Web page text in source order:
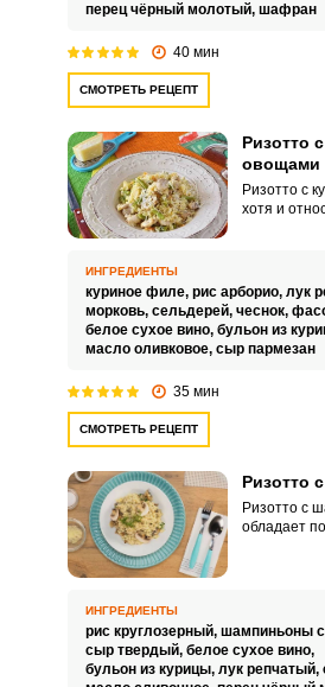
перец чёрный молотый, шафран
40 мин
СМОТРЕТЬ РЕЦЕПТ
Ризотто
овощами
Ризотто с
хотя и
добавление
нужном
правильный
виалоне
иначе
ИНГРЕДИЕНТЫ
куриное филе, рис арборио, лук
морковь, сельдерей, чеснок,
белое сухое вино, бульон из
масло оливковое, сыр пармезан
35 мин
СМОТРЕТЬ РЕЦЕПТ
Ризотто
Ризотто с
обладает
ИНГРЕДИЕНТЫ
рис круглозерный, шампиньоны
сыр твердый, белое сухое вино,
бульон из курицы, лук репчатый,